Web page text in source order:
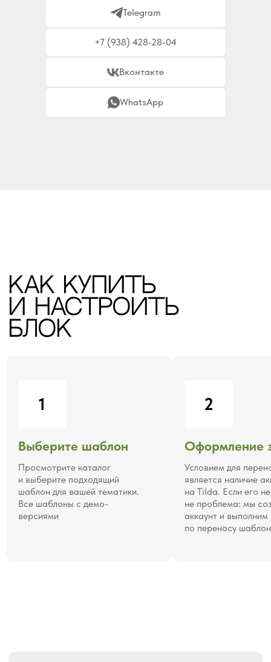
Telegram
+7 (938) 428-28-04
Вконтакте
WhatsApp
Просмотрите каталог
и выберите подходящий
шаблон для вашей тематики.
Все шаблоны с демо-
версиями
Выберите шаблон
1
Условием для
является наличие
на Tilda. Если его
не проблема: мы
аккаунт и
по переносу
Оформление
2
Ваше имя
Получить консультацию
Напишите в мессенджеры, либо оставьте
заявку в форме.